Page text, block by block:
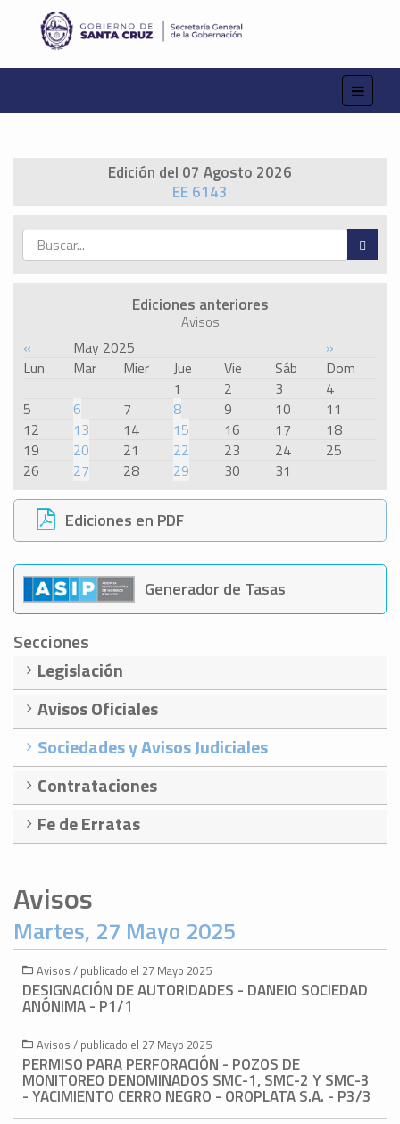
Edición del 07 Agosto 2026
EE 6143
Ediciones anteriores
Avisos
« May 2025
»
Lun
Mar Mier Jue Vie Sáb
Dom
1
2 3
4
5
6 7 8 9 10
11
12
13 14 15 16 17
18
19
20 21 22 23 24
25
26
27 28 29 30 31
Ediciones en PDF
Generador de Tasas
Secciones
Legislación
Avisos Oficiales
Sociedades y Avisos Judiciales
Contrataciones
Fe de Erratas
Avisos
Martes, 27 Mayo 2025
Avisos / publicado el 27 Mayo 2025
DESIGNACIÓN DE AUTORIDADES - DANEIO SOCIEDAD
ANÓNIMA - P1/1
Avisos / publicado el 27 Mayo 2025
PERMISO PARA PERFORACIÓN - POZOS DE
MONITOREO DENOMINADOS SMC-1, SMC-2 Y SMC-3
- YACIMIENTO CERRO NEGRO - OROPLATA S.A. - P3/3